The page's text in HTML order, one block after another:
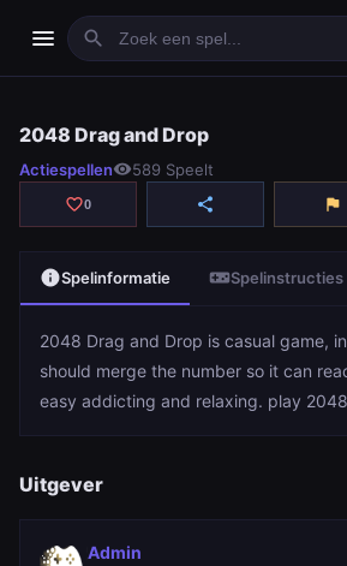
menu search
play_arrowSpelen
2048 Drag and Drop
Actiespellenvisibility589 Speelt
favorite_border0 share flag
infoSpelinformatie videogame_assetSpelinstructies
2048 Drag and Drop is casual game,
should merge the number so it can
easy addicting and relaxing. play
Uitgever
Admin